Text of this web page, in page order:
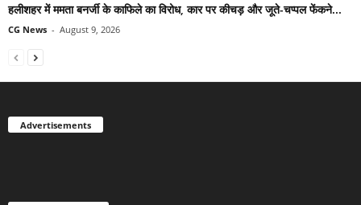
हलीशहर में ममता बनर्जी के काफिले का विरोध, कार पर कीचड़ और जूते-चप्पल फेंकने...
CG News - August 9, 2026
Advertisements